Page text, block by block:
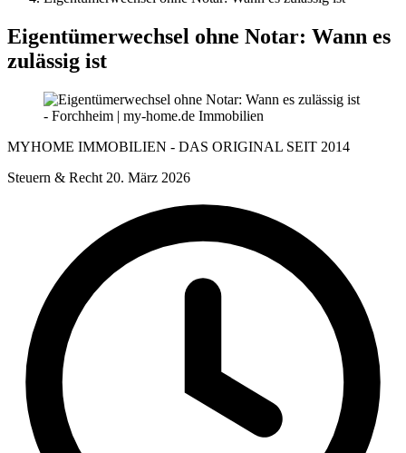
Eigentümerwechsel ohne Notar: Wann es
zulässig ist
MYHOME IMMOBILIEN - DAS ORIGINAL SEIT 2014
Steuern & Recht 20. März 2026